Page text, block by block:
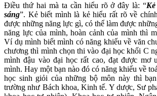
Điều thứ hai mà ta cần hiểu rõ ở đây là: “
sáng”. Kẻ biết mình là kẻ hiểu rất rõ về
được những năng lực gì, có thể làm được
năng lực của mình, hoàn cảnh của mình thì
Ví dụ mình biết mình có năng khiếu về văn
chương thì mình chọn thi vào đại học khối C
mình đậu vào đại học rất cao, đạt được mơ
mình. Hay một bạn nào đó có năng khiếu về
học sinh giỏi của những bộ môn này thì
trường như Bách khoa, Kinh tế. Y dược, Sư